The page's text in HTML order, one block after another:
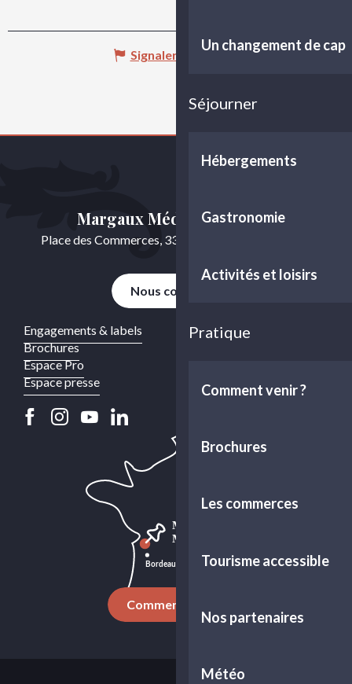
Un changement de cap
Séjourner
Hébergements
Gastronomie
Activités et loisirs
Pratique
Comment venir ?
Brochures
Les commerces
Tourisme accessible
Nos partenaires
Météo
Signaler une erreur
Engagements & labels
Brochures
Espace Pro
Espace presse
Margaux Médoc Tourisme
Place des Commerces, 33460 Cussac-Fort-Médoc
Nous contacter
Comment venir ?